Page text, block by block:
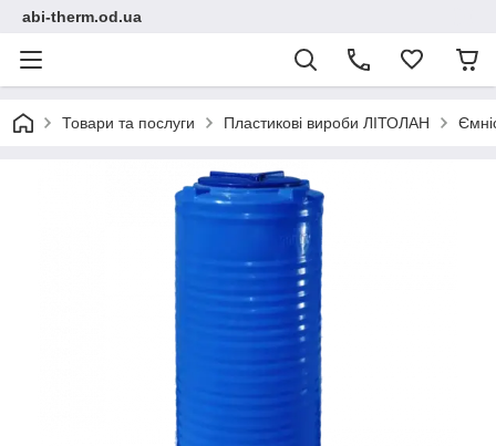
abi-therm.od.ua
Товари та послуги Пластикові вироби ЛІТОЛАН